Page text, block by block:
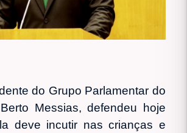
do Grupo Parlamentar do
Messias, defendeu hoje
deve incutir nas crianças e